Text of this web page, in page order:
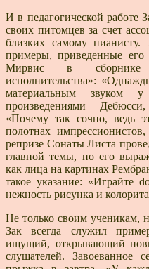
И в педагогической работе
своих питомцев за счет
близких самому
примеры, приведенные
Мирвис в сборнике
исполнительства»:
материальным звуком у
произведениями
«Почему так сочно, ведь
полотнах
репризе Сонаты Листа
главной темы, по его
как лица на картинах
та­кое указание: «Играйте
нежность рисунка и
Не только своим ученикам,
Зак всегда служил
ищущий, открывающий
слушателей.